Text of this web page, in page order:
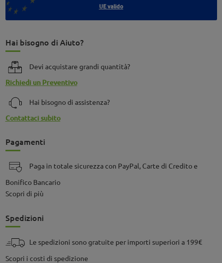
UE valido
Hai bisogno di Aiuto?
Devi acquistare grandi quantità?
Richiedi un Preventivo
Hai bisogno di assistenza?
Contattaci subito
Pagamenti
Paga in totale sicurezza con PayPal, Carte di Credito e
Bonifico Bancario
Scopri di più
Spedizioni
Le spedizioni sono gratuite per importi superiori a 199€
Scopri i costi di spedizione